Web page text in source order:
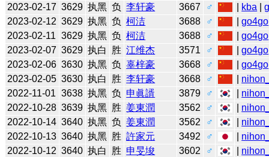
2023-02-17 3629 执黑 负 李轩豪 3667 ♂ kba |
2023-02-12 3629 执黑 负 柯洁 3688 ♂ |go4go
2023-02-11 3629 执黑 负 柯洁 3688 ♂ |go4go
2023-02-07 3629 执白 胜 江维杰 3571 ♂ |go4go
2023-02-06 3630 执黑 负 辜梓豪 3668 ♂ |go4go
2023-02-05 3630 执白 胜 李轩豪 3668 ♂
2022-11-01 3638 执黑 负 申眞諝 3879 ♂
2022-10-28 3639 执黑 胜 姜東潤 3562 ♂
2022-10-14 3640 执黑 负 姜東潤 3562 ♂
2022-10-13 3640 执黑 胜 許家元 3492 ♂
2022-10-12 3640 执白 胜 申旻埈 3602 ♂